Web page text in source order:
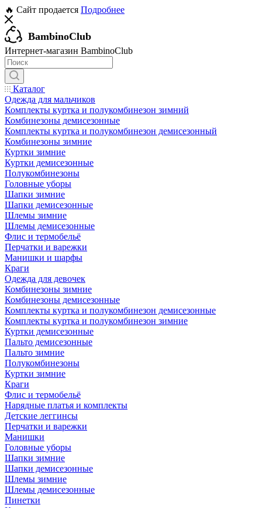
🔥 Сайт продается Подробнее
BambinoClub
Интернет-магазин BambinoClub
Каталог
Одежда для мальчиков
Комплекты куртка и полукомбинезон зимний
Комбинезоны демисезонные
Комплекты куртка и полукомбинезон демисезонный
Комбинезоны зимние
Куртки зимние
Куртки демисезонные
Полукомбинезоны
Головные уборы
Шапки зимние
Шапки демисезонные
Шлемы зимние
Шлемы демисезонные
Флис и термобельё
Перчатки и варежки
Манишки и шарфы
Краги
Одежда для девочек
Комбинезоны зимние
Комбинезоны демисезонные
Комплекты куртка и полукомбинезон демисезонные
Комплекты куртка и полукомбинезон зимние
Куртки демисезонные
Пальто демисезонные
Пальто зимние
Полукомбинезоны
Куртки зимние
Краги
Флис и термобельё
Нарядные платья и комплекты
Детские леггинсы
Перчатки и варежки
Манишки
Головные уборы
Шапки зимние
Шапки демисезонные
Шлемы зимние
Шлемы демисезонные
Пинетки